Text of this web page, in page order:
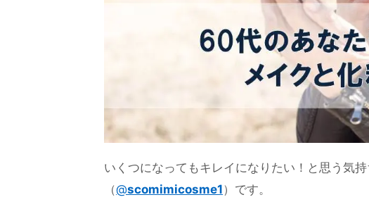
いくつになってもキレイになりたい！と思う気
（@scomimicosme1）です。